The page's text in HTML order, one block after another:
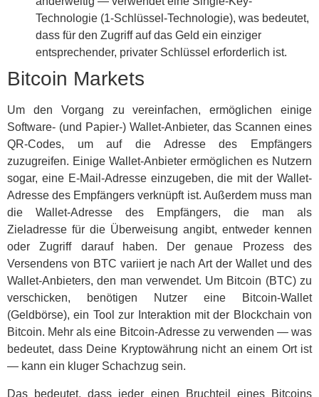
Technologie (1-Schlüssel-Technologie), was bedeutet,
dass für den Zugriff auf das Geld ein einziger
entsprechender, privater Schlüssel erforderlich ist.
Bitcoin Markets
Um den Vorgang zu vereinfachen, ermöglichen einige
Software- (und Papier-) Wallet-Anbieter, das Scannen eines
QR-Codes, um auf die Adresse des Empfängers
zuzugreifen. Einige Wallet-Anbieter ermöglichen es Nutzern
sogar, eine E-Mail-Adresse einzugeben, die mit der Wallet-
Adresse des Empfängers verknüpft ist. Außerdem muss man
die Wallet-Adresse des Empfängers, die man als
Zieladresse für die Überweisung angibt, entweder kennen
oder Zugriff darauf haben. Der genaue Prozess des
Versendens von BTC variiert je nach Art der Wallet und des
Wallet-Anbieters, den man verwendet. Um Bitcoin (BTC) zu
verschicken, benötigen Nutzer eine Bitcoin-Wallet
(Geldbörse), ein Tool zur Interaktion mit der Blockchain von
Bitcoin. Mehr als eine Bitcoin-Adresse zu verwenden — was
bedeutet, dass Deine Kryptowährung nicht an einem Ort ist
— kann ein kluger Schachzug sein.
Das bedeutet, dass jeder einen Bruchteil eines Bitcoins